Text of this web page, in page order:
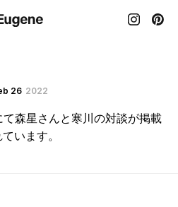
26 2022
て森星さんと寒川の対談が掲載
います。